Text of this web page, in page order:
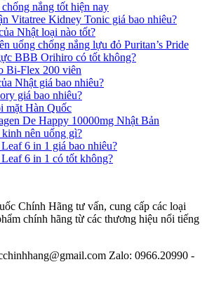
nắng tốt hiện nay
Vitatree Kidney Tonic giá bao nhiêu?
Nhật loại nào tốt?
uống chống nắng lựu đỏ Puritan’s Pride
BBB Orihiro có tốt không?
Bi-Flex 200 viên
Nhật giá bao nhiêu?
giá bao nhiêu?
mặt Hàn Quốc
De Happy 10000mg Nhật Bản
nên uống gì?
6 in 1 giá bao nhiêu?
6 in 1 có tốt không?
Chính Hãng tư vấn, cung cấp các loại
chính hãng từ các thương hiệu nổi tiếng
Zalo: 0966.20990 -